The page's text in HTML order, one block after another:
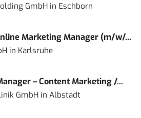
GmbHin Eschborn
Marketing Manager (m/w/...
in Karlsruhe
– Content Marketing /...
GmbHin Albstadt